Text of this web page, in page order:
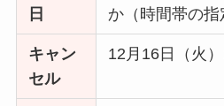
日
か（時間帯の指
キャン
セル
12月16日（火